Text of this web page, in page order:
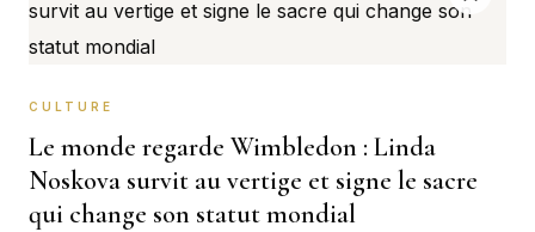
CULTURE
Le monde regarde Wimbledon : Linda
Noskova survit au vertige et signe le sacre
qui change son statut mondial